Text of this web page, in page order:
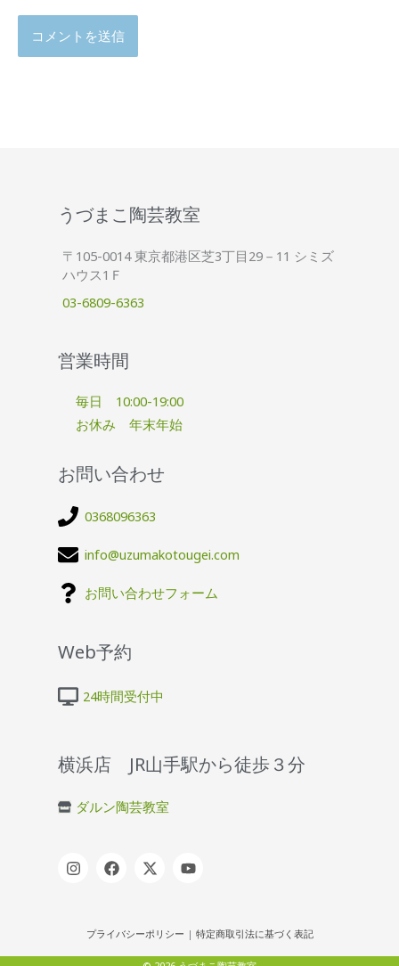
うづまこ陶芸教室
〒105-0014 東京都港区芝3丁目29－11 シミズ
ハウス1Ｆ
03-6809-6363
営業時間
毎日 10:00-19:00
お休み 年末年始
お問い合わせ
0368096363
info@uzumakotougei.com
お問い合わせフォーム
Web予約
24時間受付中
横浜店 JR山手駅から徒歩３分
ダルン陶芸教室
プライバシーポリシー | 特定商取引法に基づく表記